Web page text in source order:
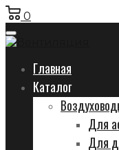
0
Главная
Каталог
Для
Для